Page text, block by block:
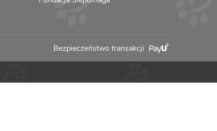
Bezpieczeństwo transakcji